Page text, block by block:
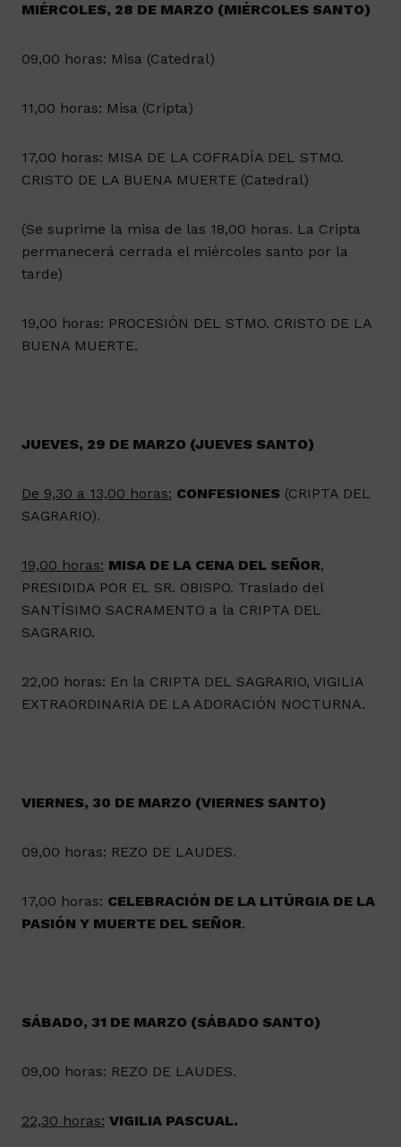
MIÉRCOLES, 28 DE MARZO (MIÉRCOLES SANTO)
09,00 horas: Misa (Catedral)
11,00 horas: Misa (Cripta)
17,00 horas: MISA DE LA COFRADÍA DEL STMO.
CRISTO DE LA BUENA MUERTE (Catedral)
(Se suprime la misa de las 18,00 horas. La Cripta
permanecerá cerrada el miércoles santo por la
tarde)
19,00 horas: PROCESIÓN DEL STMO. CRISTO DE LA
BUENA MUERTE.
JUEVES, 29 DE MARZO (JUEVES SANTO)
De 9,30 a 13,00 horas: CONFESIONES(CRIPTA DEL
SAGRARIO).
19,00 horas: MISA DE LA CENA DEL SEÑOR,
PRESIDIDA POR EL SR. OBISPO. Traslado del
SANTÍSIMO SACRAMENTO a la CRIPTA DEL
SAGRARIO.
22,00 horas: En la CRIPTA DEL SAGRARIO, VIGILIA
EXTRAORDINARIA DE LA ADORACIÓN NOCTURNA.
VIERNES, 30 DE MARZO (VIERNES SANTO)
09,00 horas: REZO DE LAUDES.
17,00 horas: CELEBRACIÓN DE LA LITÚRGIA DE LA
PASIÓN Y MUERTE DEL SEÑOR.
SÁBADO, 31 DE MARZO (SÁBADO SANTO)
09,00 horas: REZO DE LAUDES.
22,30 horas: VIGILIA PASCUAL.